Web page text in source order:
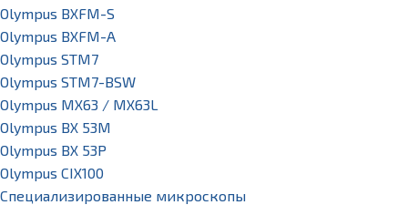
Olympus BXFM-S
Olympus BXFM-A
Olympus STM7
Olympus STM7-BSW
Olympus MX63 / MX63L
Olympus BX 53M
Olympus BX 53P
Olympus CIX100
Специализированные микроскопы